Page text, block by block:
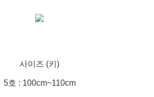
사이즈 (키)
5호 : 100cm~110cm